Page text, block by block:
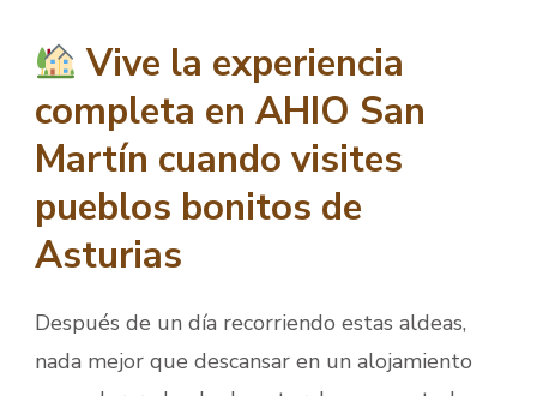
Vive la experiencia
completa en AHIO San
Martín cuando visites
pueblos bonitos de
Asturias
Después de un día recorriendo estas aldeas,
nada mejor que descansar en un alojamiento